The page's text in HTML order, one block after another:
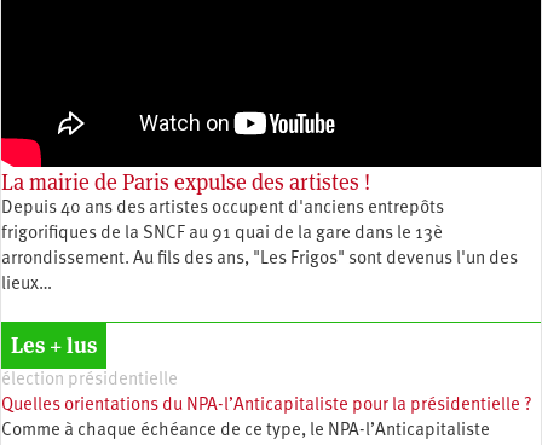
La mairie de Paris expulse des artistes !
Depuis 40 ans des artistes occupent d'anciens entrepôts
frigorifiques de la SNCF au 91 quai de la gare dans le 13è
arrondissement. Au fils des ans, "Les Frigos" sont devenus l'un des
lieux…
Les + lus
élection présidentielle
Quelles orientations du NPA-l’Anticapitaliste pour la présidentielle ?
Comme à chaque échéance de ce type, le NPA-l’Anticapitaliste